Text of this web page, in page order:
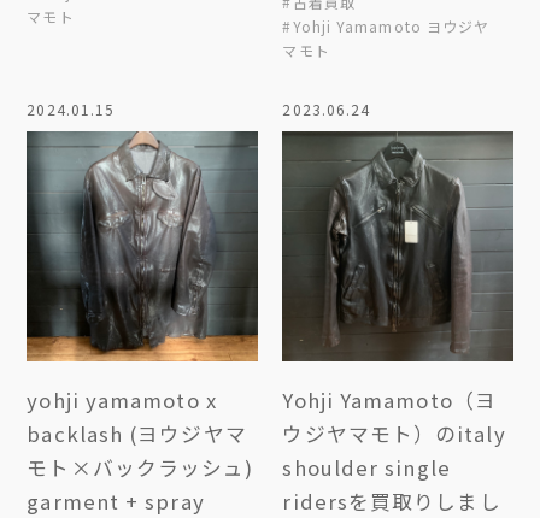
マモト
#Yohji Yamamoto ヨウジヤ
マモト
2024.01.15
yohji yamamoto x
backlash (ヨウジヤマ
モト×バックラッシュ)
garment + spray
2023.06.24
Yohji Yamamoto（ヨ
ウジヤマモト）のitaly
shoulder single
ridersを買取りしまし